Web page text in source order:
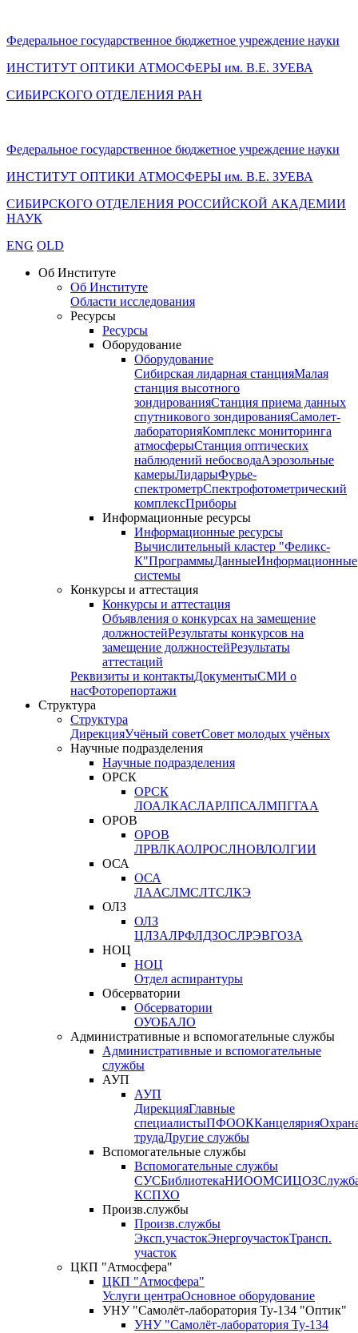
Федеральное государственное бюджетное учреждение науки
ИНСТИТУТ ОПТИКИ АТМОСФЕРЫ им. В.Е. ЗУЕВА
СИБИРСКОГО ОТДЕЛЕНИЯ РАН
Федеральное государственное бюджетное учреждение науки
ИНСТИТУТ ОПТИКИ АТМОСФЕРЫ им. В.Е. ЗУЕВА
СИБИРСКОГО ОТДЕЛЕНИЯ РОССИЙСКОЙ АКАДЕМИИ
НАУК
ENG OLD
Об Институте
Об Институте
Области исследования
Ресурсы
Ресурсы
Оборудование
Оборудование
Сибирская лидарная станцияМалая
станция высотного
зондированияСтанция приема данных
спутникового зондированияСамолет-
лабораторияКомплекс мониторинга
атмосферыСтанция оптических
наблюдений небосводаАэрозольные
камерыЛидарыФурье-
спектрометрСпектрофотометрический
комплексПриборы
Информационные ресурсы
Информационные ресурсы
Вычислительный кластер "Феликс-
К"ПрограммыДанныеИнформационные
системы
Конкурсы и аттестация
Конкурсы и аттестация
Объявления о конкурсах на замещение
должностейРезультаты конкурсов на
замещение должностейРезультаты
аттестаций
Реквизиты и контактыДокументыСМИ о
насФоторепортажи
Структура
Структура
ДирекцияУчёный советСовет молодых учёных
Научные подразделения
Научные подразделения
ОРСК
ОРСК
ЛОАЛКАСЛАРЛПСАЛМПГГАА
ОРОВ
ОРОВ
ЛРВЛКАОЛРОСЛНОВЛОЛГИИ
ОСА
ОСА
ЛААСЛМСЛТСЛКЭ
ОЛЗ
ОЛЗ
ЦЛЗАЛРФЛДЗОСЛРЭВГОЗА
НОЦ
НОЦ
Отдел аспирантуры
Обсерватории
Обсерватории
ОУОБАЛО
Административные и вспомогательные службы
Административные и вспомогательные
службы
АУП
АУП
ДирекцияГлавные
специалистыПФООККанцелярия
трудаДругие службы
Вспомогательные службы
Вспомогательные службы
СУСБиблиотекаНИООМСИЦОЗ
КСПХО
Произв.службы
Произв.службы
Эксп.участокЭнергоучастокТрансп.
участок
ЦКП "Атмосфера"
ЦКП "Атмосфера"
Услуги центраОсновное оборудование
УНУ "Самолёт-лаборатория Ту-134 "Оптик"
УНУ "Самолёт-лаборатория Ту-134